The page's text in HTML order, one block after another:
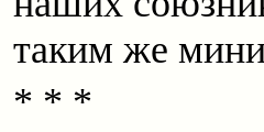
таким же
* * *